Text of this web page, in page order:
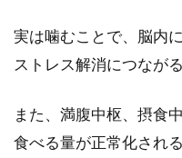
せんか
チョ
良い
実は噛むことで、脳内
ストレス解消につながる
また、満腹中枢、摂食
食べる量が正常化され